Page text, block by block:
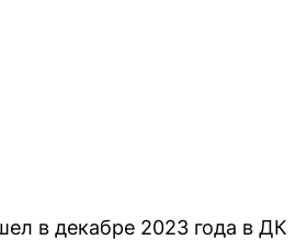
в декабре 2023 года в ДК